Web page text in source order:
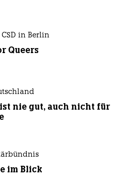
in Berlin
Queers
nie gut, auch nicht für
im Blick